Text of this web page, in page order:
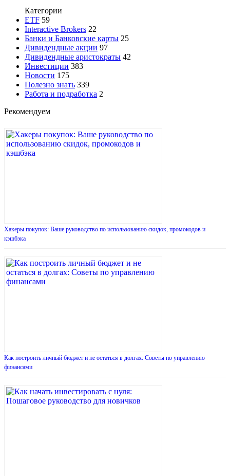
Категории
ETF 59
Interactive Brokers 22
Банки и Банковские карты 25
Дивидендные акции 97
Дивидендные аристократы 42
Инвестиции 383
Новости 175
Полезно знать 339
Работа и подработка 2
Рекомендуем
Хакеры покупок: Ваше руководство по использованию скидок, промокодов и
кэшбэка
Как построить личный бюджет и не остаться в долгах: Советы по управлению
финансами